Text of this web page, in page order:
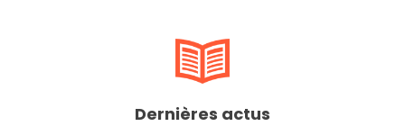
Dernières actus